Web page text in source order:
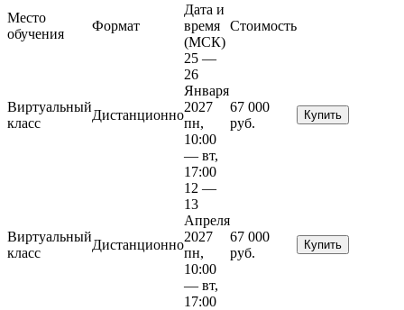
Место
обучения
Формат
Дата и
время
(МСК)
Стоимость
Виртуальный
класс
Дистанционно
25 —
26
Января
2027
пн,
10:00
— вт,
17:00
67 000
руб.
Купить
Виртуальный
класс
Дистанционно
12 —
13
Апреля
2027
пн,
10:00
— вт,
17:00
67 000
руб.
Купить